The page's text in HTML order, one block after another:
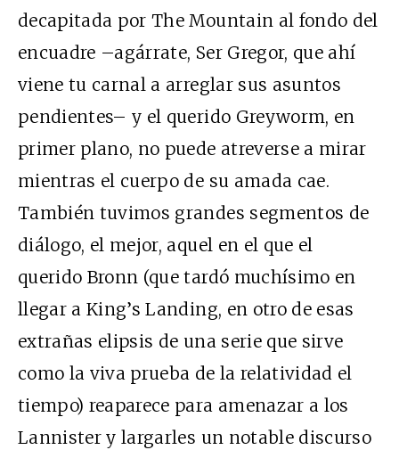
decapitada por The Mountain al fondo del
encuadre –agárrate, Ser Gregor, que ahí
viene tu carnal a arreglar sus asuntos
pendientes– y el querido Greyworm, en
primer plano, no puede atreverse a mirar
mientras el cuerpo de su amada cae.
También tuvimos grandes segmentos de
diálogo, el mejor, aquel en el que el
querido Bronn (que tardó muchísimo en
llegar a King’s Landing, en otro de esas
extrañas elipsis de una serie que sirve
como la viva prueba de la relatividad el
tiempo) reaparece para amenazar a los
Lannister y largarles un notable discurso